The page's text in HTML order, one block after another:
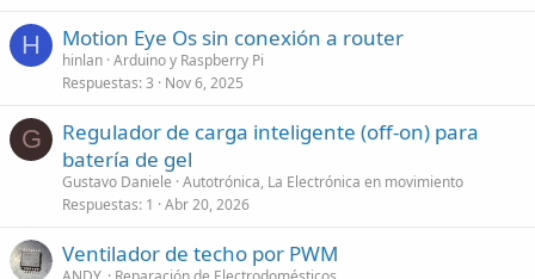
H Motion Eye Os sin conexión a router
hinlan Arduino y Raspberry Pi
Respuestas 3 Nov 6, 2025
G
Regulador de carga inteligente (off-on) para
batería de gel
Gustavo Daniele Autotrónica, La Electrónica en movimiento
Respuestas 1 Abr 20, 2026
Ventilador de techo por PWM